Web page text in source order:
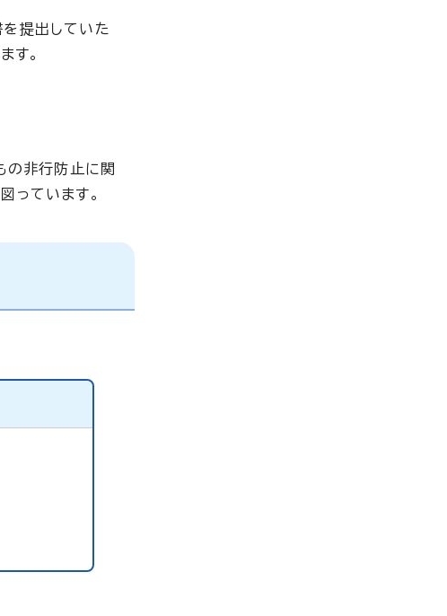
提出していた
す。
の非行防止に関
っています。